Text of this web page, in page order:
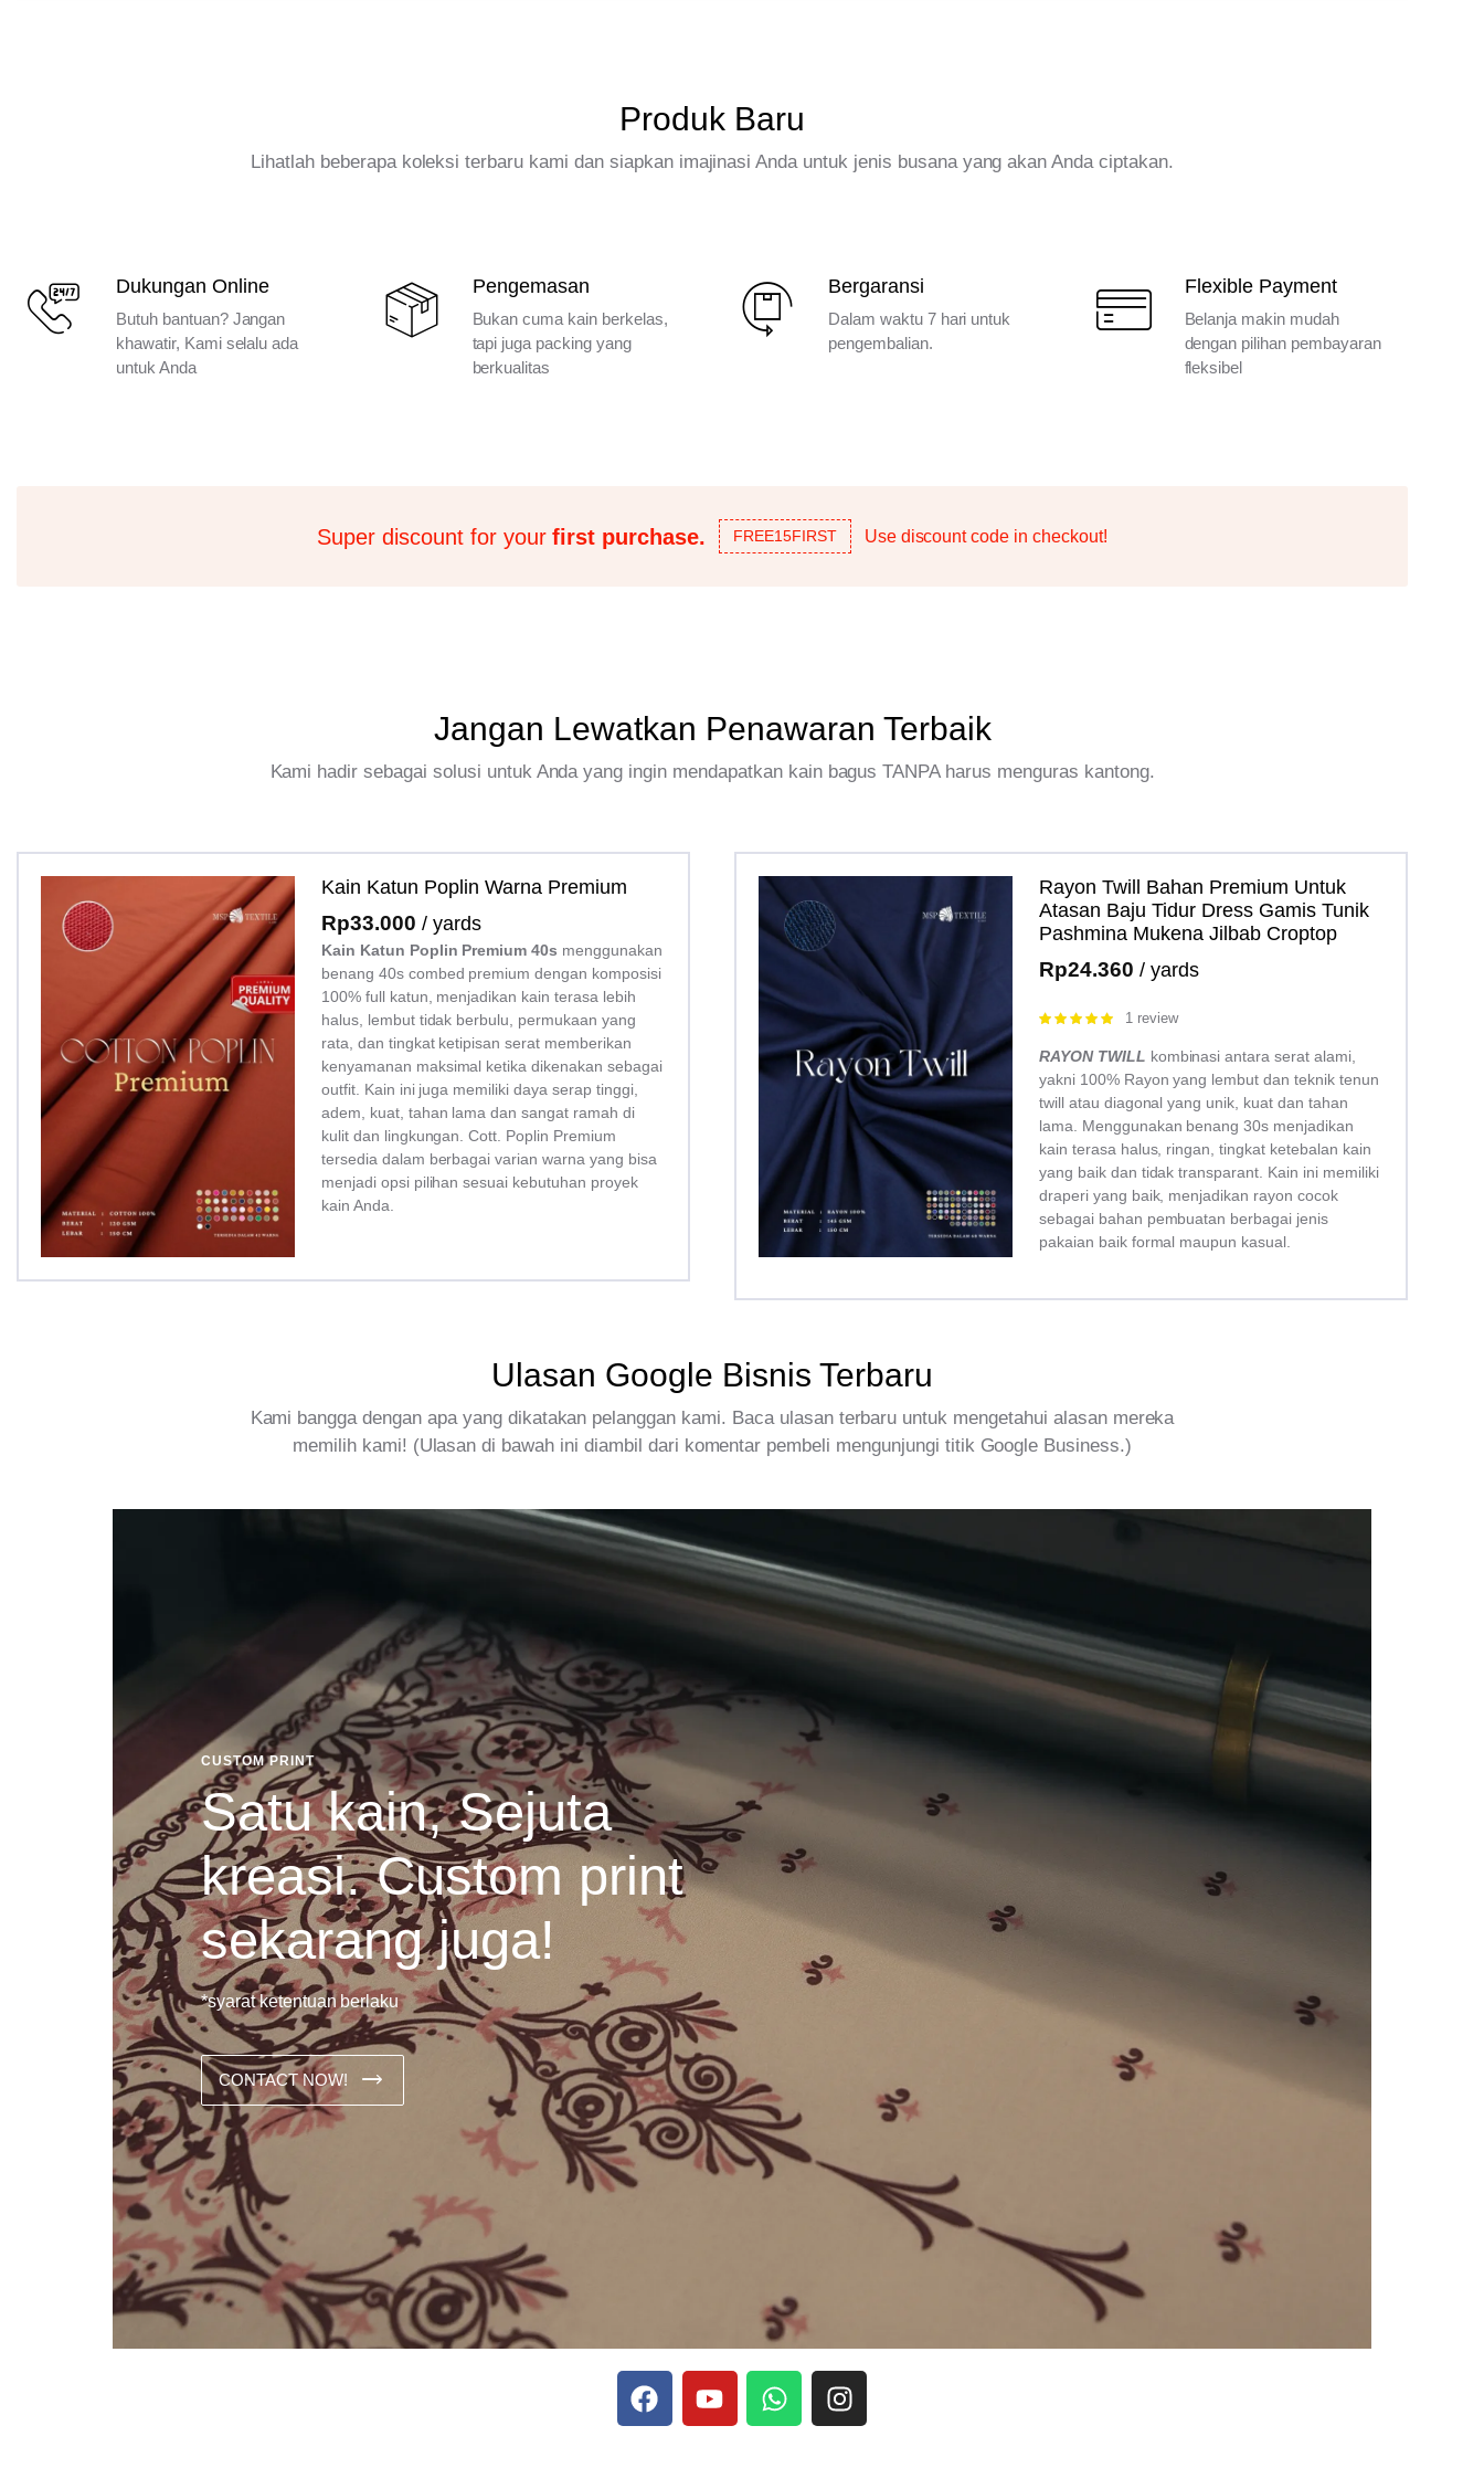
Produk Baru
Lihatlah beberapa koleksi terbaru kami dan siapkan imajinasi Anda untuk jenis busana yang akan Anda ciptakan.
Dukungan Online
Butuh bantuan? Jangan
khawatir, Kami selalu ada
untuk Anda
Pengemasan
Bukan cuma kain berkelas,
tapi juga packing yang
berkualitas
Bergaransi
Dalam waktu 7 hari untuk
pengembalian.
Flexible Payment
Belanja makin mudah
dengan pilihan pembayaran
fleksibel
Super discount for yourfirst purchase. FREE15FIRST Use discount code in checkout!
Jangan Lewatkan Penawaran Terbaik
Kami hadir sebagai solusi untuk Anda yang ingin mendapatkan kain bagus TANPA harus menguras kantong.
Kain Katun Poplin Warna Premium
Rp33.000 / yards
Kain Katun Poplin Premium 40s menggunakan
benang 40s combed premium dengan komposisi
100% full katun, menjadikan kain terasa lebih
halus, lembut tidak berbulu, permukaan yang
rata, dan tingkat ketipisan serat memberikan
kenyamanan maksimal ketika dikenakan sebagai
outfit. Kain ini juga memiliki daya serap tinggi,
adem, kuat, tahan lama dan sangat ramah di
kulit dan lingkungan. Cott. Poplin Premium
tersedia dalam berbagai varian warna yang bisa
menjadi opsi pilihan sesuai kebutuhan proyek
kain Anda.
Rayon Twill Bahan Premium Untuk
Atasan Baju Tidur Dress Gamis Tunik
Pashmina Mukena Jilbab Croptop
Rp24.360 / yards
Rated
1 review
RAYON TWILL kombinasi antara serat alami,
yakni 100% Rayon yang lembut dan teknik tenun
twill atau diagonal yang unik, kuat dan tahan
lama. Menggunakan benang 30s menjadikan
kain terasa halus, ringan, tingkat ketebalan kain
yang baik dan tidak transparant. Kain ini memiliki
draperi yang baik, menjadikan rayon cocok
sebagai bahan pembuatan berbagai jenis
pakaian baik formal maupun kasual.
Ulasan Google Bisnis Terbaru
Kami bangga dengan apa yang dikatakan pelanggan kami. Baca ulasan terbaru untuk mengetahui alasan mereka
memilih kami! (Ulasan di bawah ini diambil dari komentar pembeli mengunjungi titik Google Business.)
CUSTOM PRINT
Satu kain, Sejuta
kreasi. Custom print
sekarang juga!
*syarat ketentuan berlaku
CONTACT NOW!